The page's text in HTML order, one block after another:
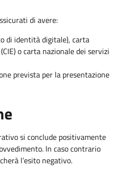
di avere:
di identità digitale), carta
o carta nazionale dei servizi
prevista per la presentazione
si conclude positivamente
In caso contrario
l’esito negativo.